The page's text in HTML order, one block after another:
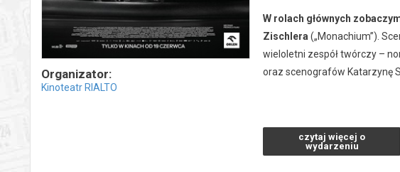
Organizator:
Kinoteatr RIALTO
W rolach głównych
Zischlera („Monachium”).
wieloletni zespół twórczy –
oraz scenografów Katarzynę
(Sandra Hüller) – aktorką i
podróż czarnym Buickiem
czytaj więcej o
wydarzeniu